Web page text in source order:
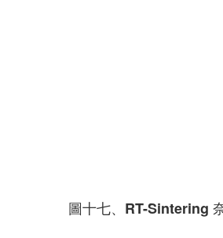
圖十七、RT-Sintering